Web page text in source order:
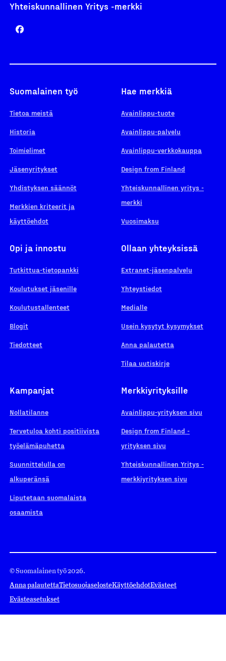
Yhteiskunnallinen Yritys -merkki
Suomalainen työ
Tietoa meistä
Historia
Toimielimet
Jäsenyritykset
Yhdistyksen säännöt
Merkkien kriteerit ja
käyttöehdot
Hae merkkiä
Avainlippu-tuote
Avainlippu-palvelu
Avainlippu-verkkokauppa
Design from Finland
Yhteiskunnallinen yritys -
merkki
Vuosimaksu
Opi ja innostu
Tutkittua-tietopankki
Koulutukset jäsenille
Koulutustallenteet
Blogit
Tiedotteet
Ollaan yhteyksissä
Extranet-jäsenpalvelu
Yhteystiedot
Medialle
Usein kysytyt kysymykset
Anna palautetta
Tilaa uutiskirje
Kampanjat
Nollatilanne
Tervetuloa kohti positiivista
työelämäpuhetta
Suunnittelulla on
alkuperänsä
Liputetaan suomalaista
osaamista
Merkkiyrityksille
Avainlippu-yrityksen sivu
Design from Finland -
yrityksen sivu
Yhteiskunnallinen Yritys -
merkkiyrityksen sivu
© Suomalainen työ 2026.
Anna palautettaTietosuojaselosteKäyttöehdotEvästeet
Evästeasetukset